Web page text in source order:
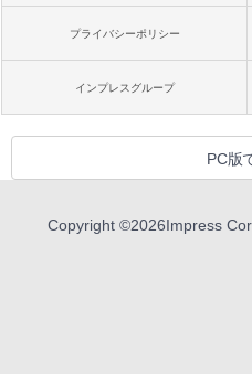
プライバシーポリシー
インプレスグループ
PC版
Copyright ©2026Impress